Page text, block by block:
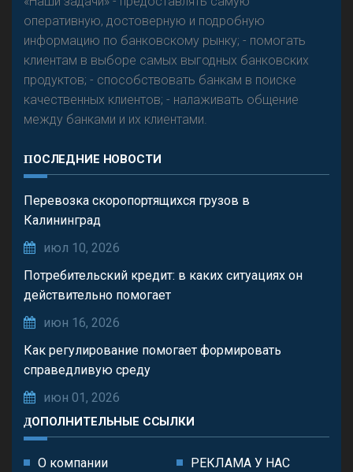
оперативную, достоверную и подробную
информацию по банковскому рынку; - помогать
клиентам в выборе самых выгодных банковских
продуктов; - способствовать банкам в поиске
качественных клиентов; - налаживать общение
между банками и их клиентами.
ПОСЛЕДНИЕ НОВОСТИ
Перевозка скоропортящихся грузов в
Калининград
июл 10, 2026
Потребительский кредит: в каких ситуациях он
действительно помогает
июн 16, 2026
Как регулирование помогает формировать
справедливую среду
июн 01, 2026
ДОПОЛНИТЕЛЬНЫЕ ССЫЛКИ
О компании РЕКЛАМА У НАС